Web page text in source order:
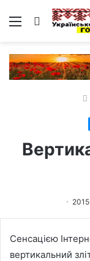
Меню Пошук
Сенсацією
вертикальний